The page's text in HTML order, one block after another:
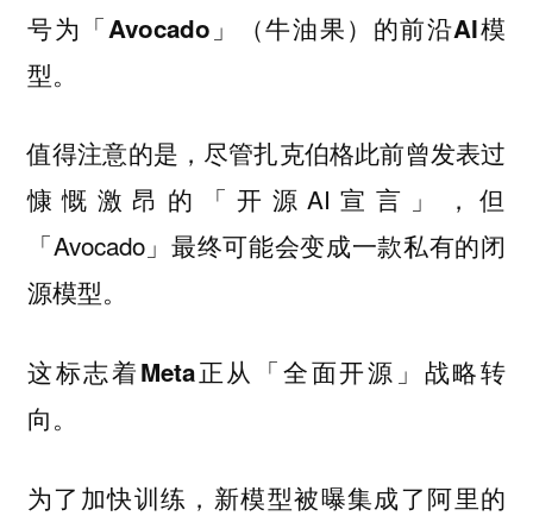
号为「Avocado」（牛油果）的前沿AI模
型。
值得注意的是，尽管扎克伯格此前曾发表过
慷慨激昂的「开源AI宣言」，但
「Avocado」最终可能会变成一款私有的闭
源模型。
这标志着Meta正从「全面开源」战略转
向。
为了加快训练，新模型被曝集成了阿里的